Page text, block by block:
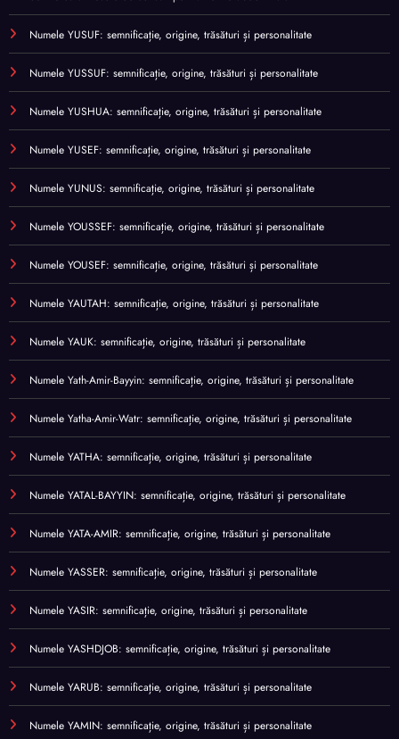
Numele YUSUF: semnificație, origine, trăsături și personalitate
Numele YUSSUF: semnificație, origine, trăsături și personalitate
Numele YUSHUA: semnificație, origine, trăsături și personalitate
Numele YUSEF: semnificație, origine, trăsături și personalitate
Numele YUNUS: semnificație, origine, trăsături și personalitate
Numele YOUSSEF: semnificație, origine, trăsături și personalitate
Numele YOUSEF: semnificație, origine, trăsături și personalitate
Numele YAUTAH: semnificație, origine, trăsături și personalitate
Numele YAUK: semnificație, origine, trăsături și personalitate
Numele Yath-Amir-Bayyin: semnificație, origine, trăsături și personalitate
Numele Yatha-Amir-Watr: semnificație, origine, trăsături și personalitate
Numele YATHA: semnificație, origine, trăsături și personalitate
Numele YATAL-BAYYIN: semnificație, origine, trăsături și personalitate
Numele YATA-AMIR: semnificație, origine, trăsături și personalitate
Numele YASSER: semnificație, origine, trăsături și personalitate
Numele YASIR: semnificație, origine, trăsături și personalitate
Numele YASHDJOB: semnificație, origine, trăsături și personalitate
Numele YARUB: semnificație, origine, trăsături și personalitate
Numele YAMIN: semnificație, origine, trăsături și personalitate